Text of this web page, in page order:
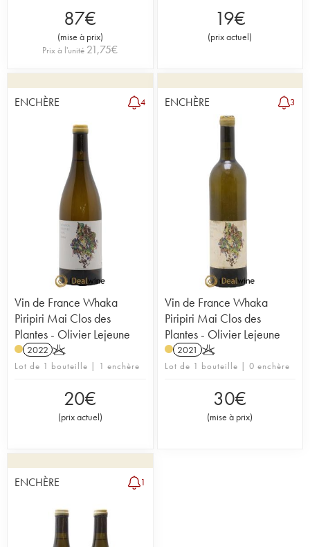
87€
(mise à prix)
Prix à l'unité 21,75€
19€
(prix actuel)
ENCHÈRE 4
Vin de France Whaka
Piripiri Mai Clos des
Plantes - Olivier Lejeune
2022 K
Lot de 1 bouteille | 1 enchère
20€
(prix actuel)
ENCHÈRE 3
Vin de France Whaka
Piripiri Mai Clos des
Plantes - Olivier Lejeune
2021 K
Lot de 1 bouteille | 0 enchère
30€
(mise à prix)
ENCHÈRE 1